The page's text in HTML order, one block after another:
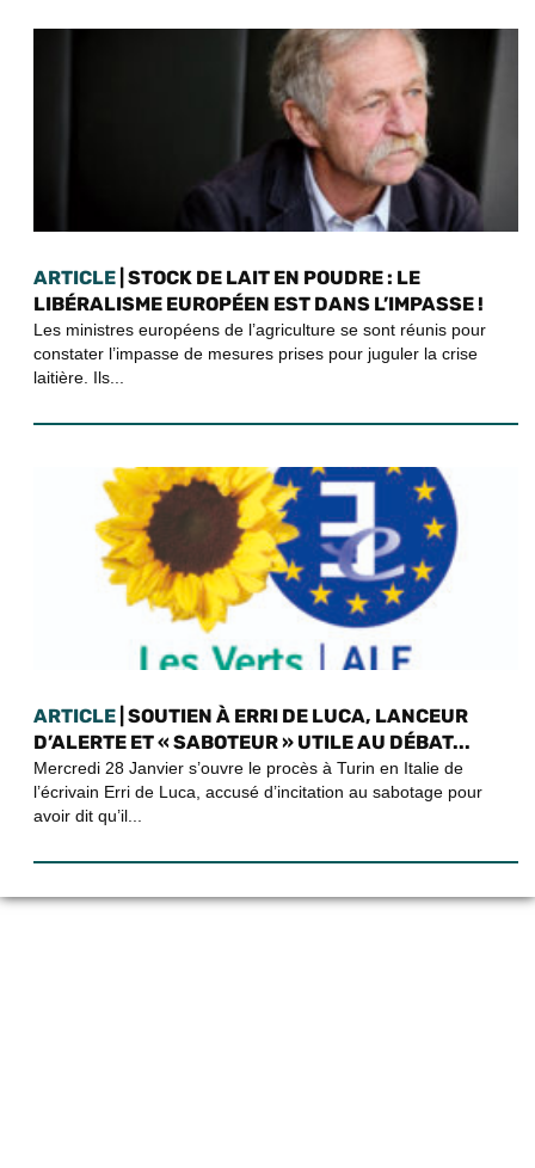
ARTICLE | STOCK DE LAIT EN POUDRE : LE
LIBÉRALISME EUROPÉEN EST DANS L’IMPASSE !
Les ministres européens de l’agriculture se sont réunis pour
constater l’impasse de mesures prises pour juguler la crise
laitière. Ils...
ARTICLE | SOUTIEN À ERRI DE LUCA, LANCEUR
D’ALERTE ET « SABOTEUR » UTILE AU DÉBAT...
Mercredi 28 Janvier s’ouvre le procès à Turin en Italie de
l’écrivain Erri de Luca, accusé d’incitation au sabotage pour
avoir dit qu’il...